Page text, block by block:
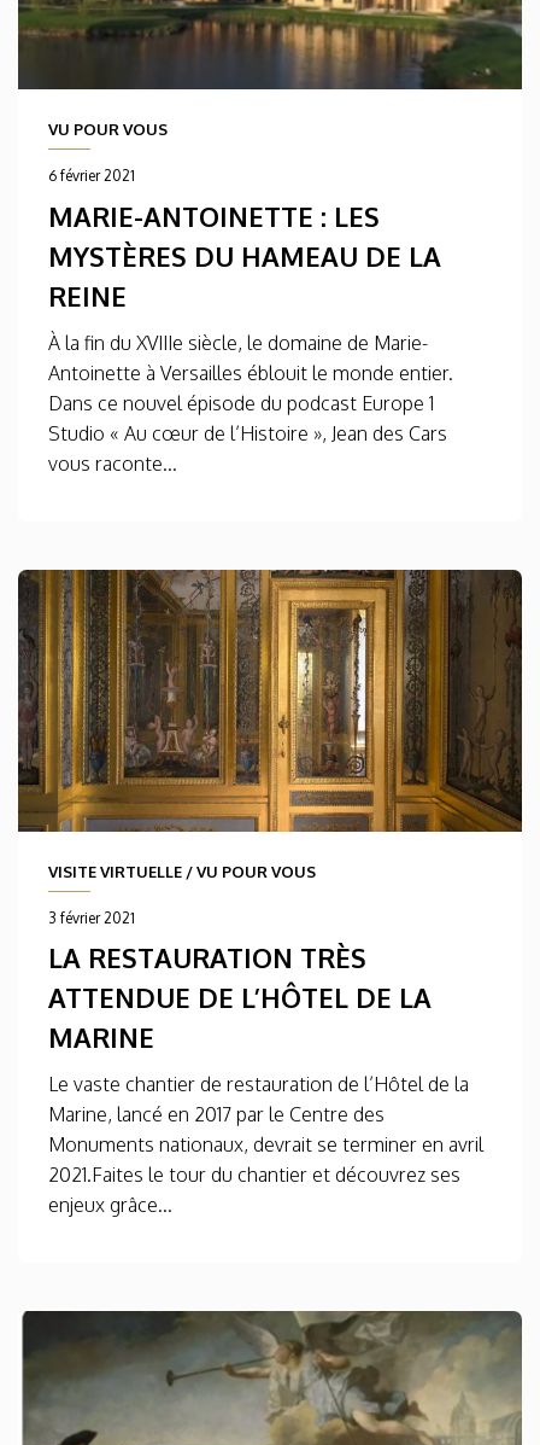
VU POUR VOUS
6 février 2021
MARIE-ANTOINETTE : LES
MYSTÈRES DU HAMEAU DE LA
REINE
À la fin du XVIIIe siècle, le domaine de Marie-
Antoinette à Versailles éblouit le monde entier.
Dans ce nouvel épisode du podcast Europe 1
Studio « Au cœur de l’Histoire », Jean des Cars
vous raconte...
VISITE VIRTUELLE /VU POUR VOUS
3 février 2021
LA RESTAURATION TRÈS
ATTENDUE DE L’HÔTEL DE LA
MARINE
Le vaste chantier de restauration de l’Hôtel de la
Marine, lancé en 2017 par le Centre des
Monuments nationaux, devrait se terminer en avril
2021.Faites le tour du chantier et découvrez ses
enjeux grâce...